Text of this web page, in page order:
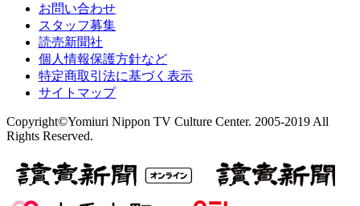
お問い合わせ
スタッフ募集
読売新聞社
個人情報保護方針など
特定商取引法に基づく表示
サイトマップ
Copyright©Yomiuri Nippon TV Culture Center. 2005-2019 All
Rights Reserved.